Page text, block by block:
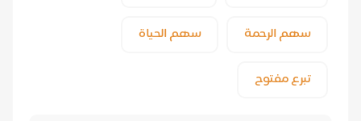
سهم الرحمة سهم الحياة
تبرع مفتوح